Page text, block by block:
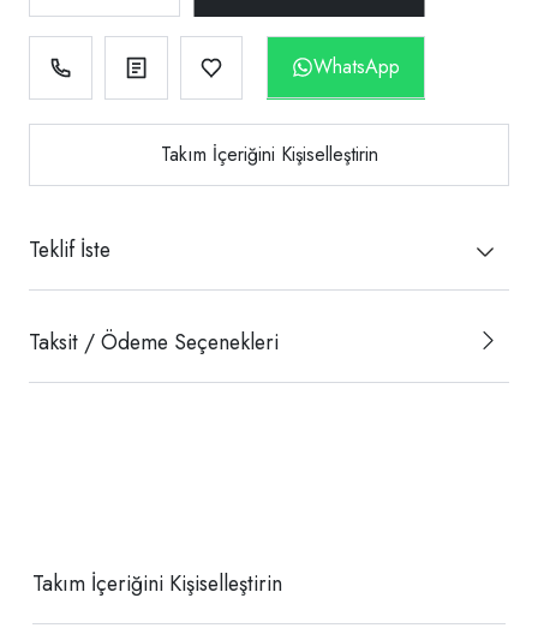
WhatsApp
Takım İçeriğini Kişiselleştirin
Teklif İste
Taksit / Ödeme Seçenekleri
Takım İçeriğini Kişiselleştirin